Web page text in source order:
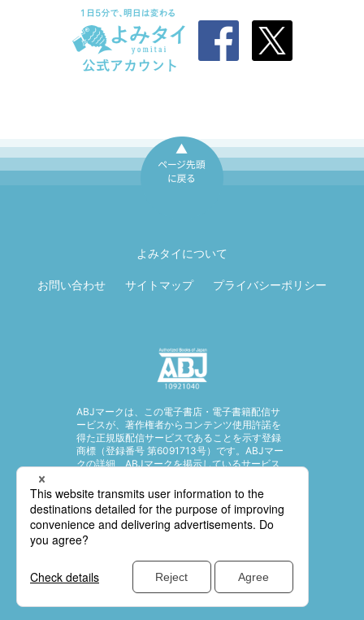
よみタイについて
お問い合わせ サイトマップ プライバシーポリシー
ABJマークは、この電子書店・電子書籍配信サ
ービスが、著作権者からコンテンツ使用許諾を
得た正規版配信サービスであることを示す登録
商標（登録番号 第6091713号）です。ABJマー
クの詳細、ABJマークを掲示しているサービス
© SHUEISHA Inc. All rights reserved.